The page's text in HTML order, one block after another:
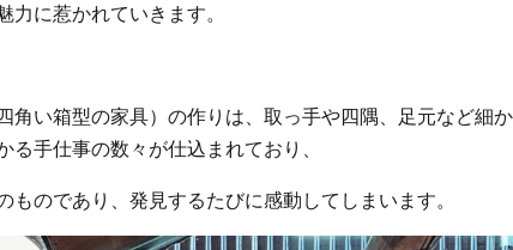
力に惹かれていきます。
角い箱型の家具）の作りは、取っ手や四隅、足元など細
手仕事の数々が仕込まれており、
のであり、発見するたびに感動してしまいます。